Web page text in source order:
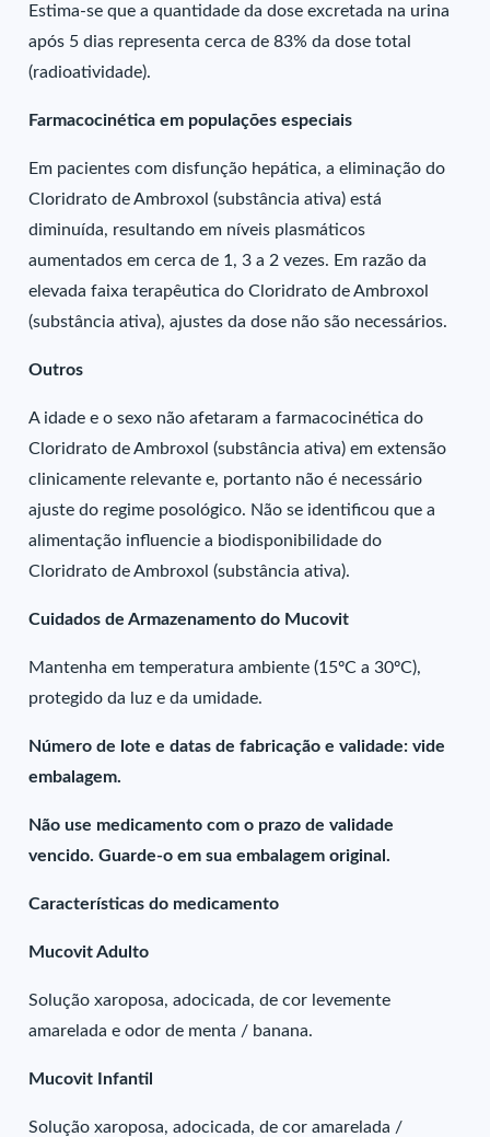
Estima-se que a quantidade da dose excretada na urina
após 5 dias representa cerca de 83% da dose total
(radioatividade).
Farmacocinética em populações especiais
Em pacientes com disfunção hepática, a eliminação do
Cloridrato de Ambroxol (substância ativa) está
diminuída, resultando em níveis plasmáticos
aumentados em cerca de 1, 3 a 2 vezes. Em razão da
elevada faixa terapêutica do Cloridrato de Ambroxol
(substância ativa), ajustes da dose não são necessários.
Outros
A idade e o sexo não afetaram a farmacocinética do
Cloridrato de Ambroxol (substância ativa) em extensão
clinicamente relevante e, portanto não é necessário
ajuste do regime posológico. Não se identificou que a
alimentação influencie a biodisponibilidade do
Cloridrato de Ambroxol (substância ativa).
Cuidados de Armazenamento do Mucovit
Mantenha em temperatura ambiente (15ºC a 30ºC),
protegido da luz e da umidade.
Número de lote e datas de fabricação e validade: vide
embalagem.
Não use medicamento com o prazo de validade
vencido. Guarde-o em sua embalagem original.
Características do medicamento
Mucovit Adulto
Solução xaroposa, adocicada, de cor levemente
amarelada e odor de menta / banana.
Mucovit Infantil
Solução xaroposa, adocicada, de cor amarelada /